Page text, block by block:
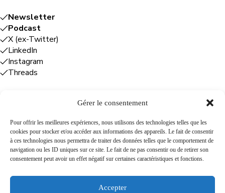
Gérer le consentement
Pour offrir les meilleures expériences, nous utilisons des technologies telles que les
cookies pour stocker et/ou accéder aux informations des appareils. Le fait de consentir
à ces technologies nous permettra de traiter des données telles que le comportement de
navigation ou les ID uniques sur ce site. Le fait de ne pas consentir ou de retirer son
consentement peut avoir un effet négatif sur certaines caractéristiques et fonctions.
Accepter
Newsletter
Podcast
X (ex-Twitter)
LinkedIn
Instagram
Threads
Plume Caraïbe: conseil éditorial +
rédaction
Foodîles Agency: lab + média + événement
Cuisines mobiles